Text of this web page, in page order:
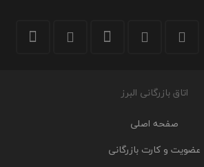
اتاق بازرگانی البرز
صفحه اصلی
عضویت و کارت بازرگانی